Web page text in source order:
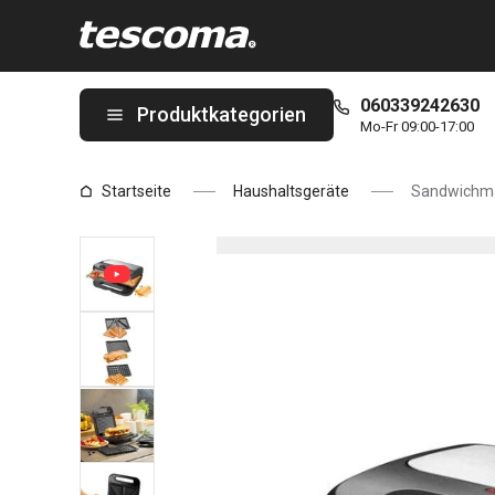
Produktkategorien 060339242630
Mo-Fr 09:00-17:00
Startseite Haushaltsgeräte